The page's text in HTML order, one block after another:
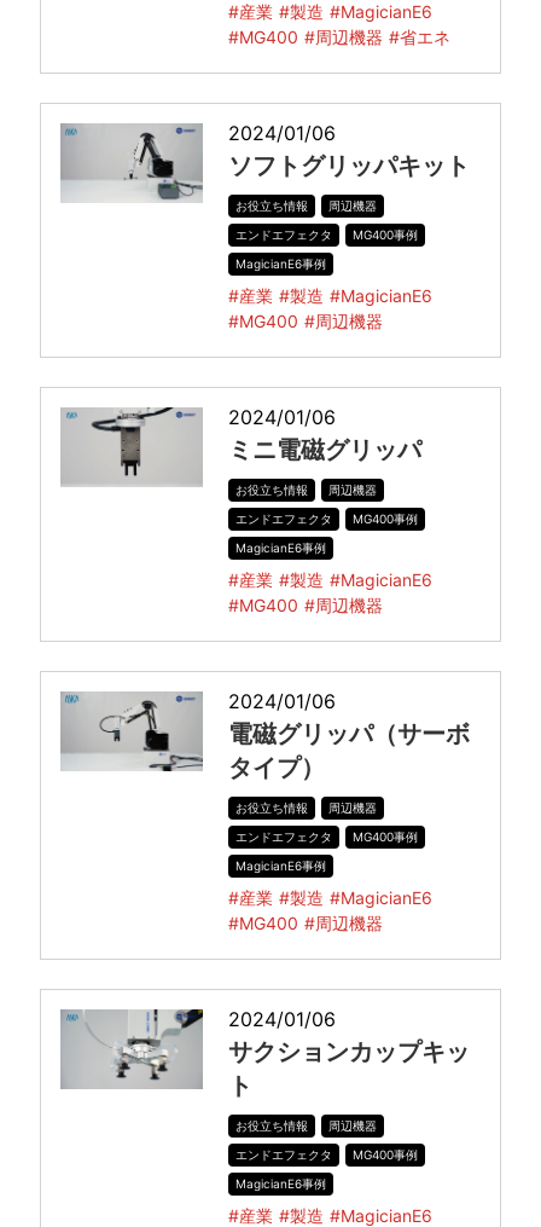
#産業 #製造 #MagicianE6
#MG400 #周辺機器 #省エネ
2024/01/06
ソフトグリッパキット
お役立ち情報
周辺機器
エンドエフェクタ
MG400事例
MagicianE6事例
#産業 #製造 #MagicianE6
#MG400 #周辺機器
2024/01/06
ミニ電磁グリッパ
お役立ち情報
周辺機器
エンドエフェクタ
MG400事例
MagicianE6事例
#産業 #製造 #MagicianE6
#MG400 #周辺機器
2024/01/06
電磁グリッパ（サーボ
タイプ）
お役立ち情報
周辺機器
エンドエフェクタ
MG400事例
MagicianE6事例
#産業 #製造 #MagicianE6
#MG400 #周辺機器
2024/01/06
サクションカップキッ
ト
お役立ち情報
周辺機器
エンドエフェクタ
MG400事例
MagicianE6事例
#産業 #製造 #MagicianE6